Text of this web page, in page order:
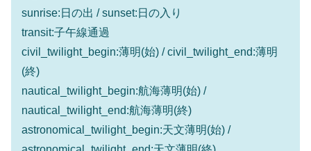
sunrise:日の出 / sunset:日の入り
transit:子午線通過
civil_twilight_begin:薄明(始) / civil_twilight_end:薄明
(終)
nautical_twilight_begin:航海薄明(始) /
nautical_twilight_end:航海薄明(終)
astronomical_twilight_begin:天文薄明(始) /